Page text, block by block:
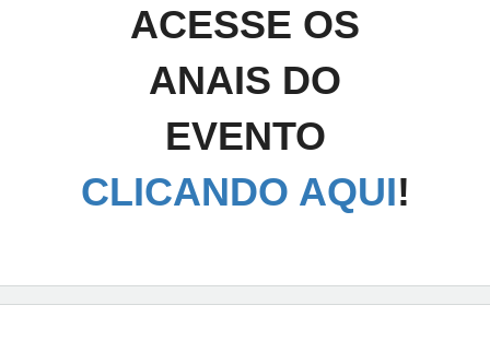
ACESSE OS
ANAIS DO
EVENTO
CLICANDO AQUI!